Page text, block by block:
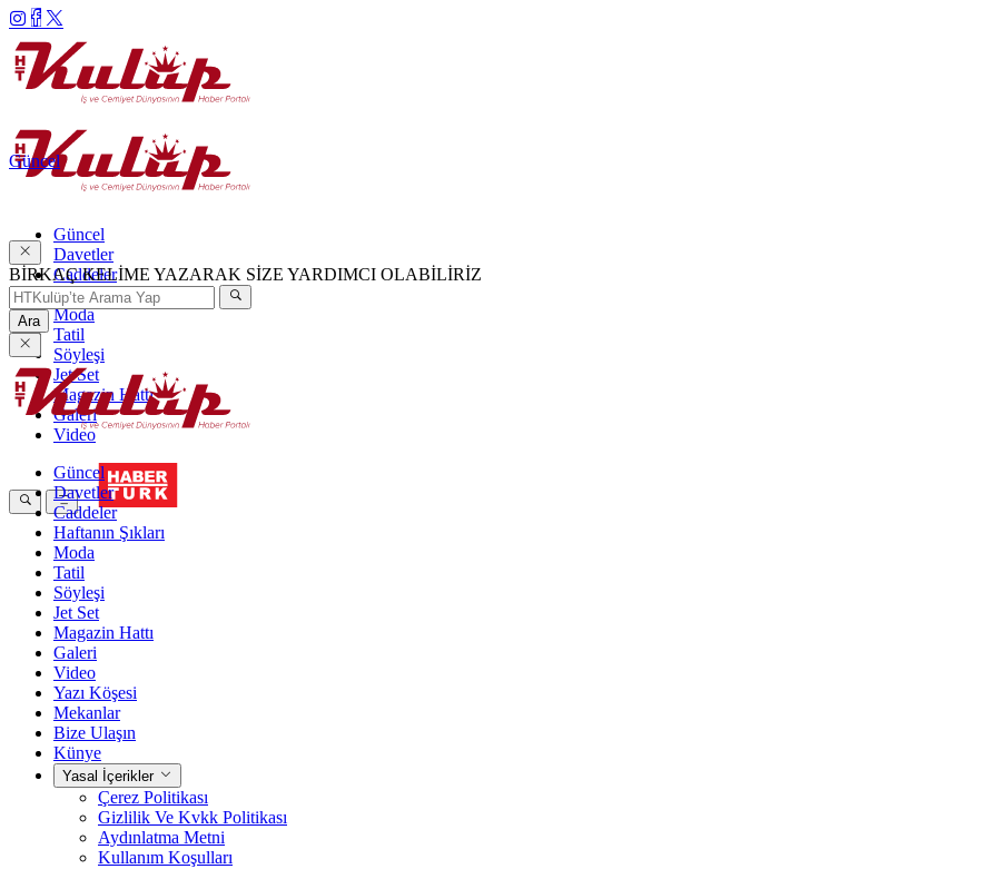
Güncel
Davetler
Caddeler
Haftanın Şıkları
Moda
Tatil
Söyleşi
Jet Set
Magazin Hattı
Galeri
Video
Güncel
BİRKAÇ KELİME YAZARAK SİZE YARDIMCI OLABİLİRİZ
Ara
Güncel
Davetler
Caddeler
Haftanın Şıkları
Moda
Tatil
Söyleşi
Jet Set
Magazin Hattı
Galeri
Video
Yazı Köşesi
Mekanlar
Bize Ulaşın
Künye
Yasal İçerikler
Çerez Politikası
Gizlilik Ve Kvkk Politikası
Aydınlatma Metni
Kullanım Koşulları